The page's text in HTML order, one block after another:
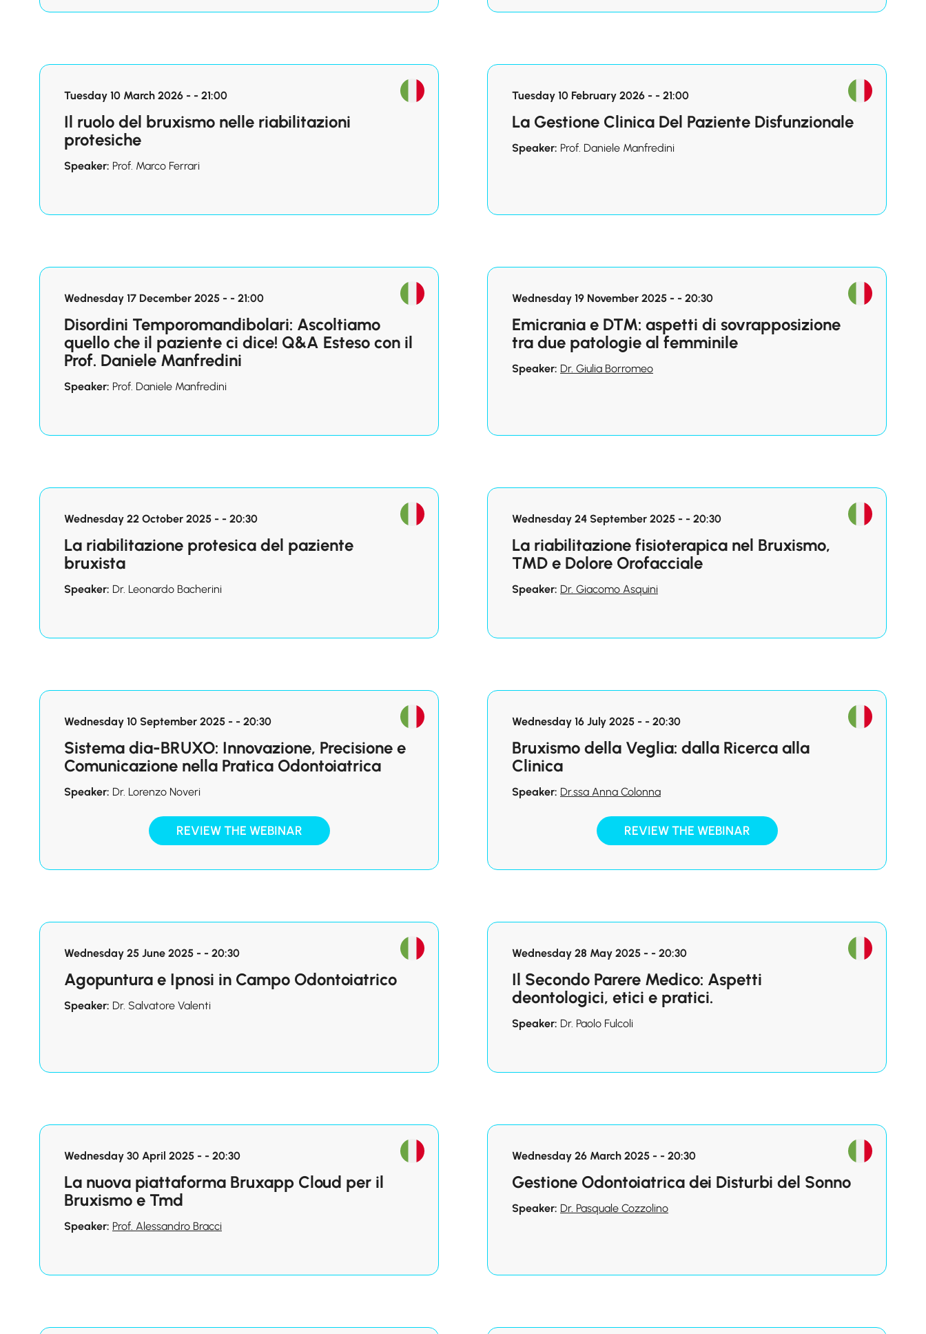
Tuesday 10 March 2026 - - 21:00
Il ruolo del bruxismo nelle riabilitazioni
protesiche
Speaker: Prof. Marco Ferrari
Tuesday 10 February 2026 - - 21:00
La Gestione Clinica Del Paziente Disfunzionale
Speaker: Prof. Daniele Manfredini
Wednesday 17 December 2025 - - 21:00
Disordini Temporomandibolari: Ascoltiamo
quello che il paziente ci dice! Q&A Esteso con il
Prof. Daniele Manfredini
Speaker: Prof. Daniele Manfredini
Wednesday 19 November 2025 - - 20:30
Emicrania e DTM: aspetti di sovrapposizione
tra due patologie al femminile
Speaker: Dr. Giulia Borromeo
Wednesday 22 October 2025 - - 20:30
La riabilitazione protesica del paziente
bruxista
Speaker: Dr. Leonardo Bacherini
Wednesday 24 September 2025 - - 20:30
La riabilitazione fisioterapica nel Bruxismo,
TMD e Dolore Orofacciale
Speaker: Dr. Giacomo Asquini
Wednesday 10 September 2025 - - 20:30
Sistema dia-BRUXO: Innovazione, Precisione e
Comunicazione nella Pratica Odontoiatrica
Speaker: Dr. Lorenzo Noveri
REVIEW THE WEBINAR
Wednesday 16 July 2025 - - 20:30
Bruxismo della Veglia: dalla Ricerca alla
Clinica
Speaker: Dr.ssa Anna Colonna
REVIEW THE WEBINAR
Wednesday 25 June 2025 - - 20:30
Agopuntura e Ipnosi in Campo Odontoiatrico
Speaker: Dr. Salvatore Valenti
Wednesday 28 May 2025 - - 20:30
Il Secondo Parere Medico: Aspetti
deontologici, etici e pratici.
Speaker: Dr. Paolo Fulcoli
Wednesday 30 April 2025 - - 20:30
La nuova piattaforma Bruxapp Cloud per il
Bruxismo e Tmd
Speaker: Prof. Alessandro Bracci
Wednesday 26 March 2025 - - 20:30
Gestione Odontoiatrica dei Disturbi del Sonno
Speaker: Dr. Pasquale Cozzolino